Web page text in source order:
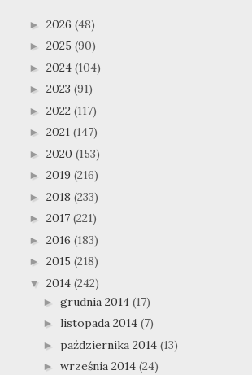
► 2026 (48)
► 2025 (90)
► 2024 (104)
► 2023 (91)
► 2022 (117)
► 2021 (147)
► 2020 (153)
► 2019 (216)
► 2018 (233)
► 2017 (221)
► 2016 (183)
► 2015 (218)
▼ 2014 (242)
► grudnia 2014 (17)
► listopada 2014 (7)
► października 2014 (13)
► września 2014 (24)